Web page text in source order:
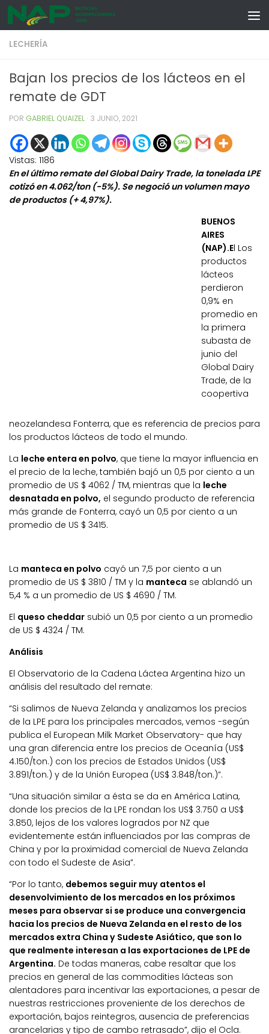
Skip to content
LECHERÍA
Bajan los precios de los lácteos en el
remate de GDT
POR GABRIEL QUAIZEL · 3 JUNIO, 2021
Vistas: 1186
En el último remate del Global Dairy Trade, la tonelada LPE
cotizó en 4.062/ton (-5%). Se negoció un volumen mayo
de productos (+ 4,97%).
BUENOS
AIRES
(NAP).El Los
productos
lácteos
perdieron
0,9% en
promedio en
la primera
subasta de
junio del
Global Dairy
Trade, de la
coopertiva
neozelandesa Fonterra, que es referencia de precios para
los productos lácteos de todo el mundo.
La leche entera en polvo, que tiene la mayor influencia en
el precio de la leche, también bajó un 0,5 por ciento a un
promedio de US $ 4062 / TM, mientras que la leche
desnatada en polvo, el segundo producto de referencia
más grande de Fonterra, cayó un 0,5 por ciento a un
promedio de US $ 3415.
La manteca en polvo cayó un 7,5 por ciento a un
promedio de US $ 3810 / TM y la manteca se ablandó un
5,4 % a un promedio de US $ 4690 / TM.
El queso cheddar subió un 0,5 por ciento a un promedio
de US $ 4324 / TM.
Análisis
El Observatorio de la Cadena Láctea Argentina hizo un
análisis del resultado del remate:
“Si salimos de Nueva Zelanda y analizamos los precios
de la LPE para los principales mercados, vemos -según
publica el European Milk Market Observatory- que hay
una gran diferencia entre los precios de Oceanía (US$
4.150/ton.) con los precios de Estados Unidos (US$
3.891/ton.) y de la Unión Europea (US$ 3.848/ton.)”.
“Una situación similar a ésta se da en América Latina,
donde los precios de la LPE rondan los US$ 3.750 a US$
3.850, lejos de los valores logrados por NZ que
evidentemente están influenciados por las compras de
China y por la proximidad comercial de Nueva Zelanda
con todo el Sudeste de Asia”.
“Por lo tanto, debemos seguir muy atentos el
desenvolvimiento de los mercados en los próximos
meses para observar si se produce una convergencia
hacia los precios de Nueva Zelanda en el resto de los
mercados extra China y Sudeste Asiático, que son lo
que realmente interesan a las exportaciones de LPE de
Argentina. De todas maneras, cabe resaltar que los
precios en general de las commodities lácteas son
alentadores para incentivar las exportaciones, a pesar de
nuestras restricciones proveniente de los derechos de
exportación, bajos reintegros, ausencia de preferencias
arancelarias y tipo de cambo retrasado”, dijo el Ocla.